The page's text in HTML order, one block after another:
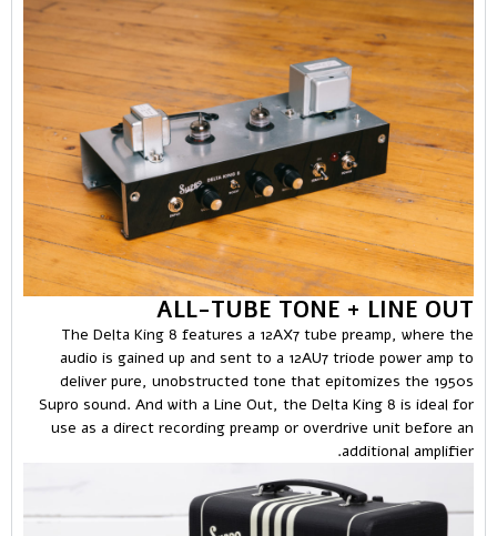
ALL-TUBE TONE + LINE OUT
The Delta King 8 features a 12AX7 tube preamp, where the
audio is gained up and sent to a 12AU7 triode power amp to
deliver pure, unobstructed tone that epitomizes the 1950s
Supro sound. And with a Line Out, the Delta King 8 is ideal for
use as a direct recording preamp or overdrive unit before an
additional amplifier.